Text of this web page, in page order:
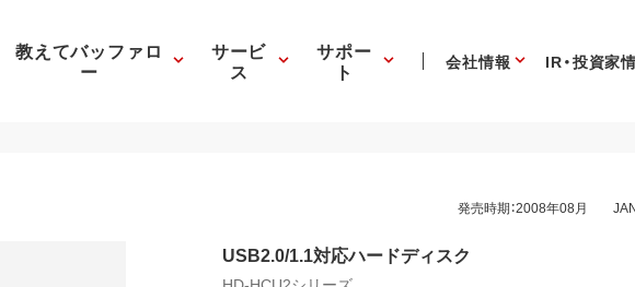
教えてバッファロ
ー
サービ
ス
サポー
ト 会社情報 IR・投資家
発売時期：2008年08月
USB2.0/1.1対応ハードディスク